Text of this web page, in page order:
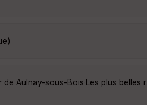
de Aulnay-sous-Bois· Les plus